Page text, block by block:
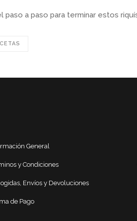
a paso para terminar estos
General
y Condiciones
Envíos y Devoluciones
de Pago